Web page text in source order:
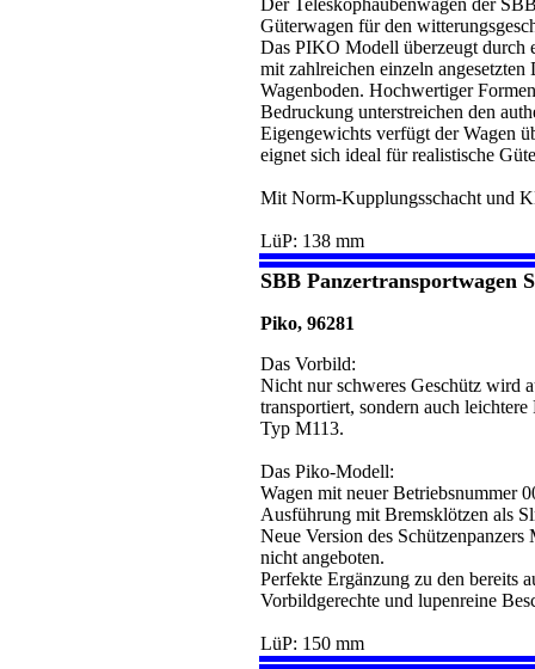
Güterwagen für den
Das PIKO Modell überzeugt durch
mit zahlreichen einzeln
Wagenboden. Hochwertiger
Bedruckung unterstreichen den
Eigengewichts verfügt der Wagen
eignet sich ideal für realistische
Mit Norm-Kupplungsschacht und
LüP: 138 mm
SBB Panzertransportwagen
Piko, 96281
Das Vorbild:
Nicht nur schweres Geschütz wird
transportiert, sondern auch
Typ M113.
Das Piko-Modell:
Wagen mit neuer Betriebsnummer
Ausführung mit Bremsklötzen als
Neue Version des
nicht angeboten.
Perfekte Ergänzung zu den bereits
Vorbildgerechte und lupenreine
LüP: 150 mm